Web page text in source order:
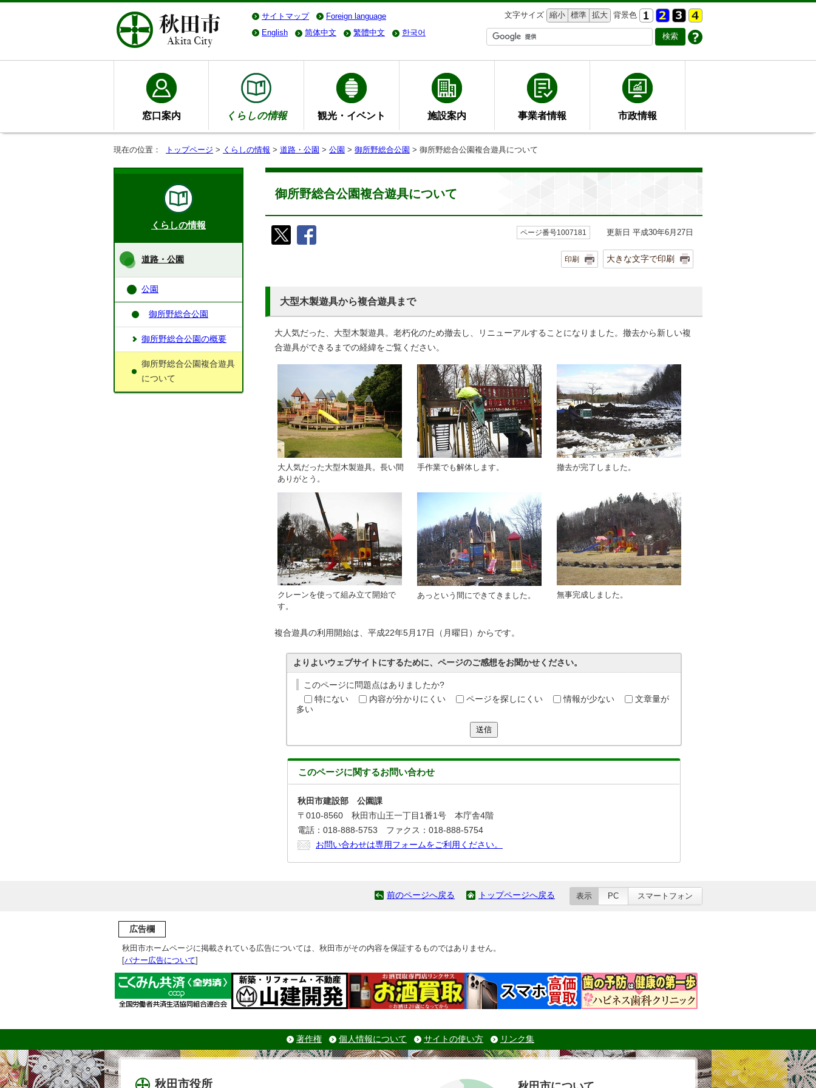
サイトマップ Foreign language 文字サイズ 縮小 標準 拡大 背景色
English
简体中文 繁體中文 한국어
窓口案内 くらしの情報 観光・イベント 施設案内 事業者情報 市政情報
現在の位置： トップページ > くらしの情報 > 道路・公園 > 公園 > 御所野総合公園 > 御所野総合公園複合遊具について
御所野総合公園複合遊具について
ページ番号1007181 更新日 平成30年6月27日
印刷 大きな文字で印刷
大型木製遊具から複合遊具まで
大人気だった、大型木製遊具。老朽化のため撤去し、リニューアルすることになりました。撤去から新しい複
合遊具ができるまでの経緯をご覧ください。
大人気だった大型木製遊具。長い間
ありがとう。
手作業でも解体します。 撤去が完了しました。
クレーンを使って組み立て開始で
す。
あっという間にできてきました。 無事完成しました。
複合遊具の利用開始は、平成22年5月17日（月曜日）からです。
よりよいウェブサイトにするために、ページのご感想をお聞かせください。
このページに問題点はありましたか?
特にない
内容が分かりにくい ページを探しにくい 情報が少ない
文章量が
多い
送信
このページに関するお問い合わせ
秋田市建設部 公園課
〒010-8560 秋田市山王一丁目1番1号 本庁舎4階
電話：018-888-5753 ファクス：018-888-5754
お問い合わせは専用フォームをご利用ください。
くらしの情報
道路・公園
公園
御所野総合公園
御所野総合公園の概要
御所野総合公園複合遊具
について
前のページへ戻る トップページへ戻る 表示 PC スマートフォン
広告欄
秋田市ホームページに掲載されている広告については、秋田市がその内容を保証するものではありません。
[バナー広告について]
著作権 個人情報について サイトの使い方 リンク集
秋田市役所